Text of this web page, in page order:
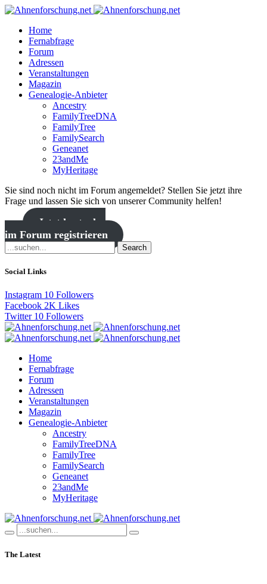
Home
Fernabfrage
Forum
Adressen
Veranstaltungen
Magazin
Genealogie-Anbieter
Ancestry
FamilyTreeDNA
FamilyTree
FamilySearch
Geneanet
23andMe
MyHeritage
Sie sind noch nicht im Forum angemeldet? Stellen Sie jetzt ihre
Frage und lassen Sie sich von unserer Community helfen!
Jetzt kostenlos
im Forum registrieren
Search
Social Links
Instagram 10 Followers
Facebook 2K Likes
Twitter 10 Followers
Home
Fernabfrage
Forum
Adressen
Veranstaltungen
Magazin
Genealogie-Anbieter
Ancestry
FamilyTreeDNA
FamilyTree
FamilySearch
Geneanet
23andMe
MyHeritage
The Latest